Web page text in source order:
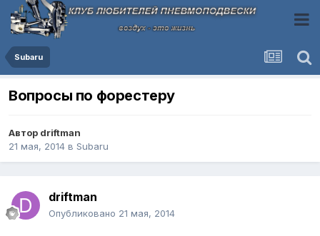
Subaru
Вопросы по форестеру
Автор driftman
21 мая, 2014 в Subaru
driftman
Опубликовано 21 мая, 2014